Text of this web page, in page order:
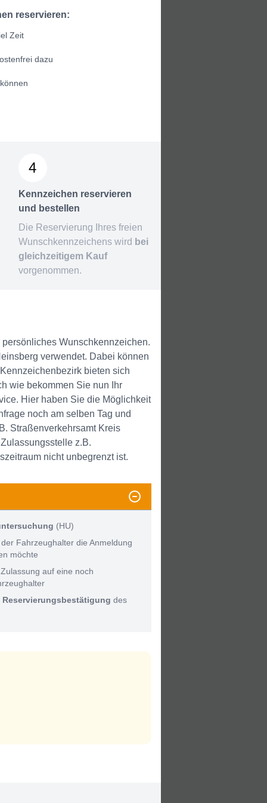
reservieren:
Zeit
dazu
4
Kennzeichen reservieren
und bestellen
Die Reservierung Ihres freien
Wunschkennzeichens wird bei
gleichzeitigem Kauf
vorgenommen.
Wunschkennzeichen.
verwendet. Dabei können
bieten sich
wie bekommen Sie nun Ihr
Hier haben Sie die Möglichkeit
noch am selben Tag und
Straßenverkehrsamt Kreis
z.B.
nicht unbegrenzt ist.
(HU)
Fahrzeughalter die Anmeldung
möchte
auf eine noch
Reservierungsbestätigung des